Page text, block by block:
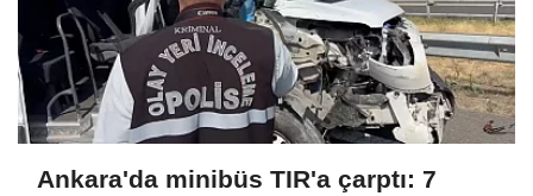
Ankara'da minibüs TIR'a çarptı: 7